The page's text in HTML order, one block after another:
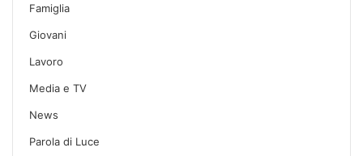
Famiglia
Giovani
Lavoro
Media e TV
News
Parola di Luce